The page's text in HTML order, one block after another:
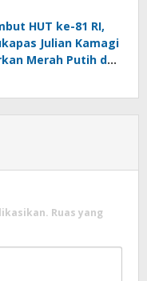
HUT ke-81 RI,
Julian Kamagi
Merah Putih dan
Ruas yang